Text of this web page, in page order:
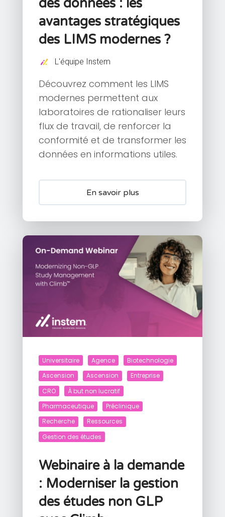
des données : les
avantages stratégiques
des LIMS modernes ?
L'équipe Instem
Découvrez comment les LIMS
modernes permettent aux
laboratoires de rationaliser leurs
flux de travail, de renforcer la
conformité et de transformer les
données en informations utiles.
En savoir plus
Universitaire Agence
Biotechnologie
Ascension
Ascension
Entreprise
CRO
À but non lucratif
Pharmaceutique
Préclinique
Recherche
Ressources
Gestion des études
Webinaire à la demande
: Moderniser la gestion
des études non GLP